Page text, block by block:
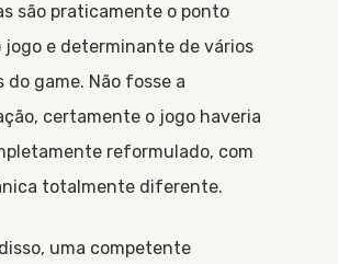
são praticamente o ponto
jogo e determinante de vários
do game. Não fosse a
certamente o jogo haveria
reformulado, com
totalmente diferente.
uma competente